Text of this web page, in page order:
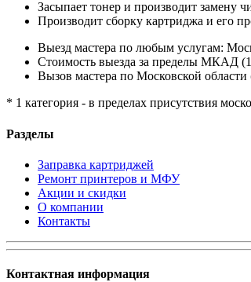
Засыпает тонер и производит замену
Производит сборку картриджа и его
Выезд мастера по любым услугам:
Стоимость выезда за пределы МКАД (1
Вызов мастера по Московской области
* 1 категория - в пределах присутствия
Разделы
Заправка картриджей
Ремонт принтеров и МФУ
Акции и скидки
О компании
Контакты
Контактная информация